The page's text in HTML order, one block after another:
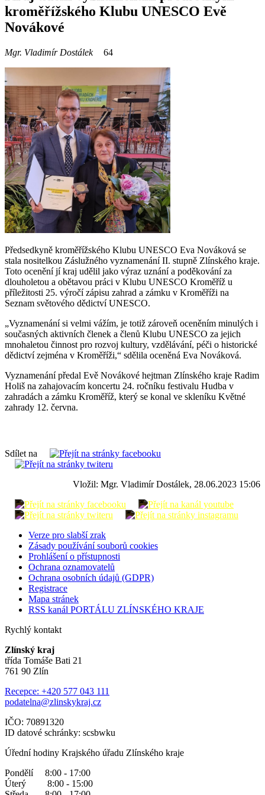
kroměřížského Klubu UNESCO Evě
Novákové
Mgr. Vladimír Dostálek 64
Předsedkyně kroměřížského Klubu UNESCO Eva Nováková se
stala nositelkou Záslužného vyznamenání II. stupně Zlínského kraje.
Toto ocenění jí kraj udělil jako výraz uznání a poděkování za
dlouholetou a obětavou práci v Klubu UNESCO Kroměříž u
příležitosti 25. výročí zápisu zahrad a zámku v Kroměříži na
Seznam světového dědictví UNESCO.
„Vyznamenání si velmi vážím, je totiž zároveň oceněním minulých i
současných aktivních členek a členů Klubu UNESCO za jejich
mnohaletou činnost pro rozvoj kultury, vzdělávání, péči o historické
dědictví zejména v Kroměříži,“ sdělila oceněná Eva Nováková.
Vyznamenání předal Evě Novákové hejtman Zlínského kraje Radim
Holiš na zahajovacím koncertu 24. ročníku festivalu Hudba v
zahradách a zámku Kroměříž, který se konal ve skleníku Květné
zahrady 12. června.
Sdílet na
Vložil: Mgr. Vladimír Dostálek, 28.06.2023 15:06
Verze pro slabší zrak
Zásady používání souborů cookies
Prohlášení o přístupnosti
Ochrana oznamovatelů
Ochrana osobních údajů (GDPR)
Registrace
Mapa stránek
RSS kanál PORTÁLU ZLÍNSKÉHO KRAJE
Rychlý kontakt
Zlínský kraj
třída Tomáše Bati 21
761 90 Zlín
Recepce: +420 577 043 111
podatelna@zlinskykraj.cz
IČO: 70891320
ID datové schránky: scsbwku
Úřední hodiny Krajského úřadu Zlínského kraje
Pondělí 8:00 - 17:00
Úterý 8:00 - 15:00